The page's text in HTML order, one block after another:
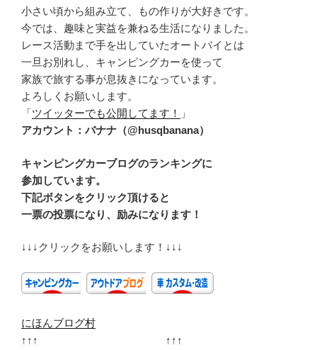
小さい頃から組み立て、もの作りが大好きです。
今では、趣味と実益を兼ねる生活になりました。
レース活動まで手を出していたオートバイとは
一旦お別れし、キャンピングカーを使って
家族で旅する事が息抜きになっています。
よろしくお願いします。
「ツイッターでも公開してます！
」
アカウント：バナナ（@husqbanana）
キャンピングカーブログのランキングに
参加しています。
下記ボタンをクリック頂けると
一票の投票になり、励みになります！
↓↓↓クリックをお願いします！↓↓↓
にほんブログ村
↑↑↑ ↑↑↑